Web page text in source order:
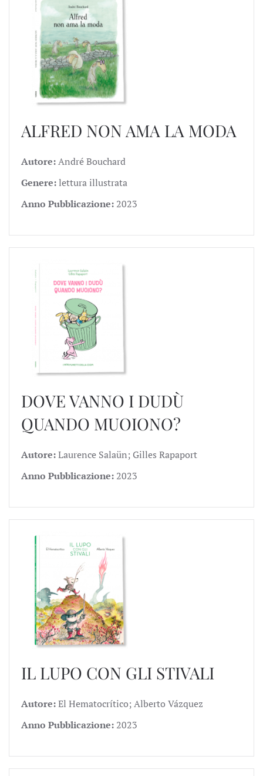
ALFRED NON AMA LA MODA
Autore:André Bouchard
Genere:lettura illustrata
Anno Pubblicazione: 2023
DOVE VANNO I DUDÙ
QUANDO MUOIONO?
Autore:Laurence Salaün; Gilles Rapaport
Anno Pubblicazione: 2023
IL LUPO CON GLI STIVALI
Autore:El Hematocrítico; Alberto Vázquez
Anno Pubblicazione: 2023